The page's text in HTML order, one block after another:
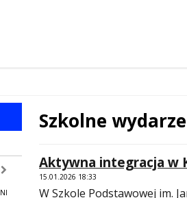
następny miesiąc
NI
Szkolne
Treść
Aktywna integracja w
15.01.2026 18:33
W Szkole Podstawowej im.